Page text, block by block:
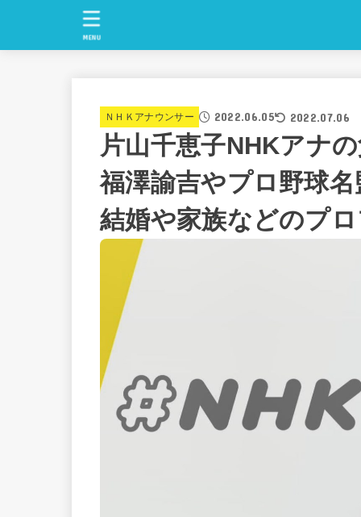
MENU
ＮＨＫアナウンサー 2022.06.05 2022.07.06
片山千恵子NHKアナ
福澤諭吉やプロ野球
結婚や家族などのプ